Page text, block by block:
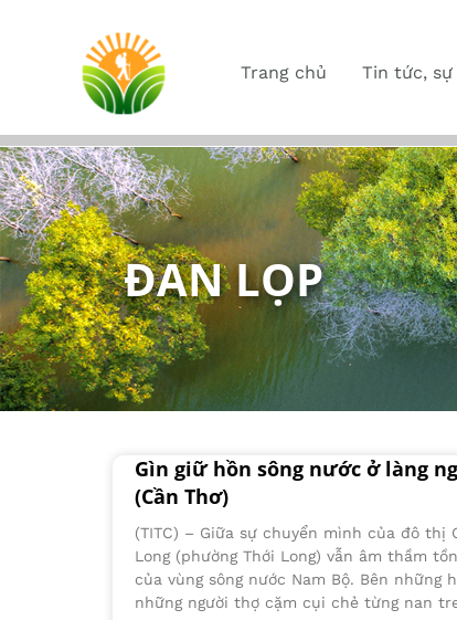
Trang chủ Tin tức, sự
ĐAN LỌP
Gìn giữ hồn sông nước ở làng
(Cần Thơ)
(TITC) – Giữa sự chuyển mình của đô thị
Long (phường Thới Long) vẫn âm thầm
của vùng sông nước Nam Bộ. Bên những
những người thợ cặm cụi chẻ từng nan